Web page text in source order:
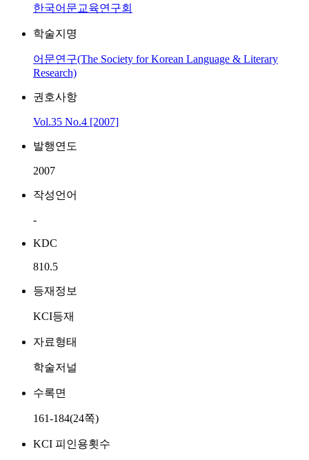
한국어문교육연구회
학술지명
어문연구(The Society for Korean Language & Literary
Research)
권호사항
Vol.35 No.4 [2007]
발행연도
2007
작성언어
-
KDC
810.5
등재정보
KCI등재
자료형태
학술저널
수록면
161-184(24쪽)
KCI 피인용횟수